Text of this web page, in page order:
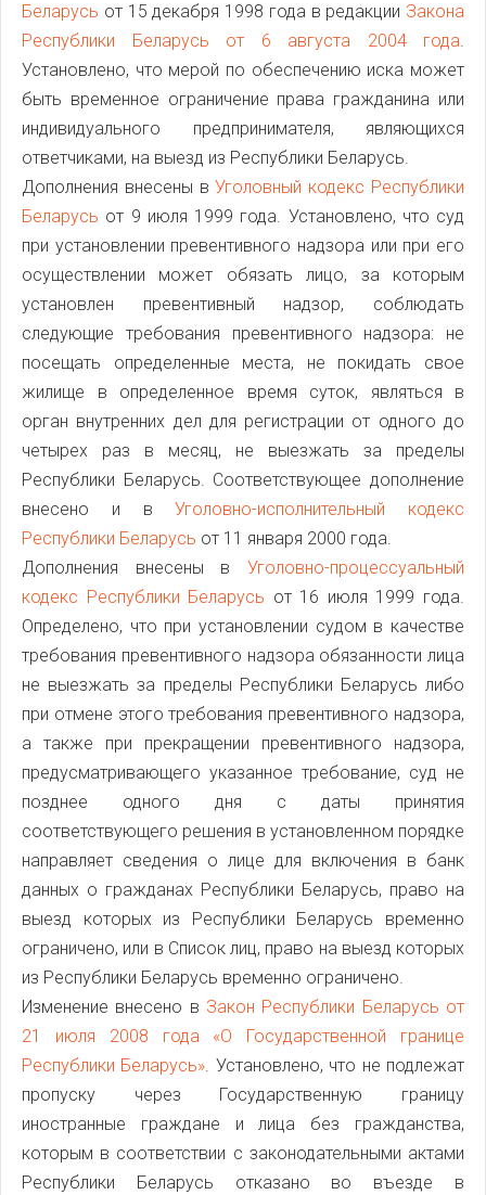
Беларусь от 15 декабря 1998 года в редакции Закона
Республики Беларусь от 6 августа 2004 года.
Установлено, что мерой по обеспечению иска может
быть временное ограничение права гражданина или
индивидуального предпринимателя, являющихся
ответчиками, на выезд из Республики Беларусь.
Дополнения внесены вУголовный кодекс Республики
Беларусь от 9 июля 1999 года. Установлено, что суд
при установлении превентивного надзора или при его
осуществлении может обязать лицо, за которым
установлен превентивный надзор, соблюдать
следующие требования превентивного надзора: не
посещать определенные места, не покидать свое
жилище в определенное время суток, являться в
орган внутренних дел для регистрации от одного до
четырех раз в месяц, не выезжать за пределы
Республики Беларусь. Соответствующее дополнение
внесено и вУголовно-исполнительный кодекс
Республики Беларусь от 11 января 2000 года.
Дополнения внесены в Уголовно-процессуальный
кодекс Республики Беларусь от 16 июля 1999 года.
Определено, что при установлении судом в качестве
требования превентивного надзора обязанности лица
не выезжать за пределы Республики Беларусь либо
при отмене этого требования превентивного надзора,
а также при прекращении превентивного надзора,
предусматривающего указанное требование, суд не
позднее одного дня с даты принятия
соответствующего решения в установленном порядке
направляет сведения о лице для включения в банк
данных о гражданах Республики Беларусь, право на
выезд которых из Республики Беларусь временно
ограничено, или в Список лиц, право на выезд которых
из Республики Беларусь временно ограничено.
Изменение внесено в Закон Республики Беларусь от
21 июля 2008 года «О Государственной границе
Республики Беларусь». Установлено, что не подлежат
пропуску через Государственную границу
иностранные граждане и лица без гражданства,
которым в соответствии с законодательными актами
Республики Беларусь отказано во въезде в